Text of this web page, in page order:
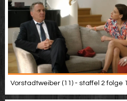
Vorstadtweiber (11) - staffel 2 folge 1